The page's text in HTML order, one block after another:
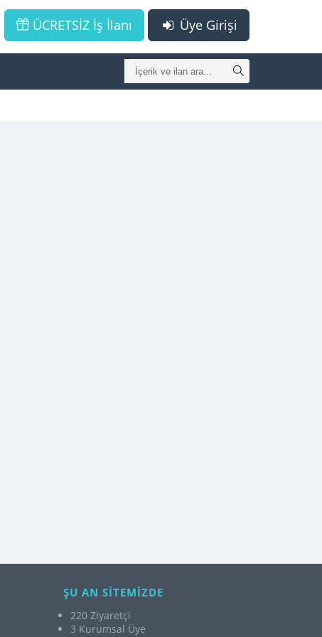
Üye Girişi
ÜCRETSİZ İş İlanı
ŞU AN SİTEMİZDE
220 Ziyaretçi
3 Kurumsal Üye